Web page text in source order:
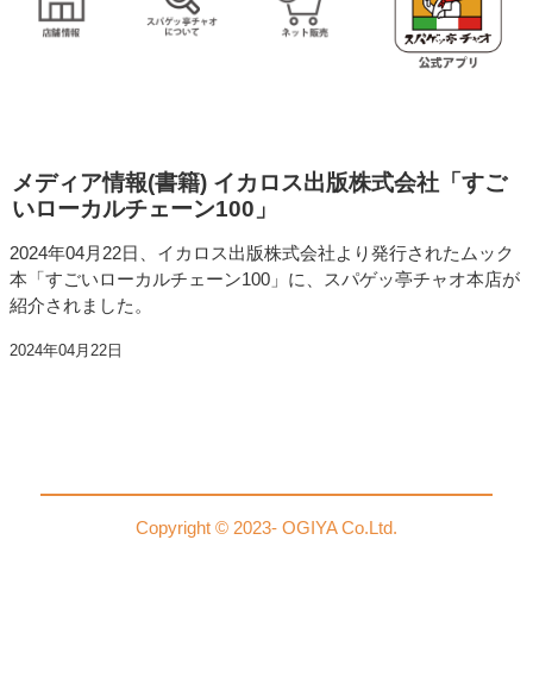
メディア情報(書籍) イカロス出版株式会社「すご
いローカルチェーン100」
2024年04月22日、イカロス出版株式会社より発行されたムック
本「すごいローカルチェーン100」に、スパゲッ亭チャオ本店が
紹介されました。
2024年04月22日
Copyright © 2023- OGIYA Co.Ltd.